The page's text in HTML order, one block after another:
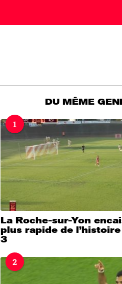
DU MÊME
1
La Roche-sur-Yon
plus rapide de
3
2